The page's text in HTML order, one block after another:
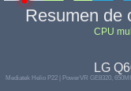
Resumen de
CPU
LG
Mediatek Helio P22 | PowerVR GE8320,